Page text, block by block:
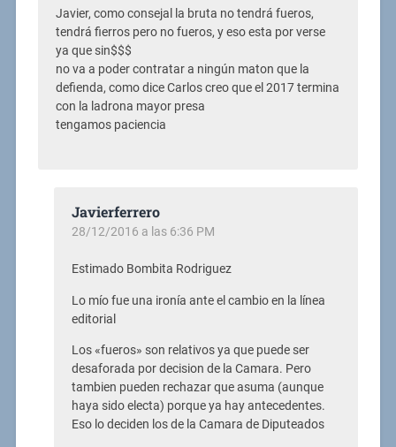
Javier, como consejal la bruta no tendrá fueros,
tendrá fierros pero no fueros, y eso esta por verse
ya que sin$$$
no va a poder contratar a ningún maton que la
defienda, como dice Carlos creo que el 2017 termina
con la ladrona mayor presa
tengamos paciencia
Javierferrero
28/12/2016 a las 6:36 PM
Estimado Bombita Rodriguez
Lo mío fue una ironía ante el cambio en la línea
editorial
Los «fueros» son relativos ya que puede ser
desaforada por decision de la Camara. Pero
tambien pueden rechazar que asuma (aunque
haya sido electa) porque ya hay antecedentes.
Eso lo deciden los de la Camara de Diputeados